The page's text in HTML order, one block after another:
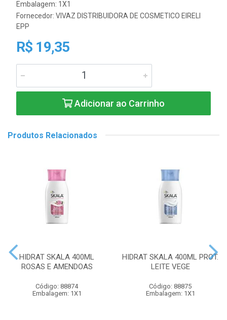
Embalagem: 1X1
Fornecedor: VIVAZ DISTRIBUIDORA DE COSMETICO EIRELI
EPP
R$ 19,35
Adicionar ao Carrinho
Produtos Relacionados
HIDRAT SKALA 400ML
ROSAS E AMENDOAS
Código: 88874
Embalagem: 1X1
HIDRAT SKALA 400ML PROT.
LEITE VEGE
Código: 88875
Embalagem: 1X1